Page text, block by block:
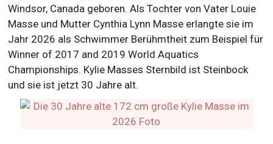
Windsor, Canada geboren. Als Tochter von Vater Louie
Masse und Mutter Cynthia Lynn Masse erlangte sie im
Jahr 2026 als Schwimmer Berühmtheit zum Beispiel für
Winner of 2017 and 2019 World Aquatics
Championships. Kylie Masses Sternbild ist Steinbock
und sie ist jetzt 30 Jahre alt.